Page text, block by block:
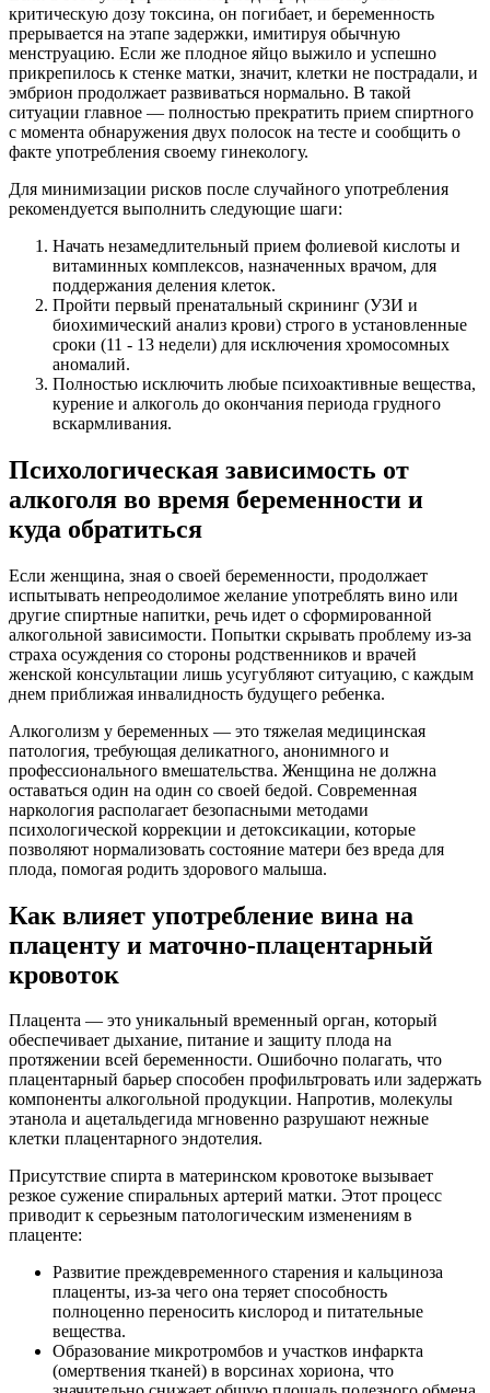
критическую дозу токсина, он погибает, и беременность
прерывается на этапе задержки, имитируя обычную
менструацию. Если же плодное яйцо выжило и успешно
прикрепилось к стенке матки, значит, клетки не пострадали, и
эмбрион продолжает развиваться нормально. В такой
ситуации главное — полностью прекратить прием спиртного
с момента обнаружения двух полосок на тесте и сообщить о
факте употребления своему гинекологу.
Для минимизации рисков после случайного употребления
рекомендуется выполнить следующие шаги:
Начать незамедлительный прием фолиевой кислоты и
витаминных комплексов, назначенных врачом, для
поддержания деления клеток.
Пройти первый пренатальный скрининг (УЗИ и
биохимический анализ крови) строго в установленные
сроки (11 - 13 недели) для исключения хромосомных
аномалий.
Полностью исключить любые психоактивные вещества,
курение и алкоголь до окончания периода грудного
вскармливания.
Психологическая зависимость от
алкоголя во время беременности и
куда обратиться
Если женщина, зная о своей беременности, продолжает
испытывать непреодолимое желание употреблять вино или
другие спиртные напитки, речь идет о сформированной
алкогольной зависимости. Попытки скрывать проблему из-за
страха осуждения со стороны родственников и врачей
женской консультации лишь усугубляют ситуацию, с каждым
днем приближая инвалидность будущего ребенка.
Алкоголизм у беременных — это тяжелая медицинская
патология, требующая деликатного, анонимного и
профессионального вмешательства. Женщина не должна
оставаться один на один со своей бедой. Современная
наркология располагает безопасными методами
психологической коррекции и детоксикации, которые
позволяют нормализовать состояние матери без вреда для
плода, помогая родить здорового малыша.
Как влияет употребление вина на
плаценту и маточно-плацентарный
кровоток
Плацента — это уникальный временный орган, который
обеспечивает дыхание, питание и защиту плода на
протяжении всей беременности. Ошибочно полагать, что
плацентарный барьер способен профильтровать или задержать
компоненты алкогольной продукции. Напротив, молекулы
этанола и ацетальдегида мгновенно разрушают нежные
клетки плацентарного эндотелия.
Присутствие спирта в материнском кровотоке вызывает
резкое сужение спиральных артерий матки. Этот процесс
приводит к серьезным патологическим изменениям в
плаценте:
Развитие преждевременного старения и кальциноза
плаценты, из-за чего она теряет способность
полноценно переносить кислород и питательные
вещества.
Образование микротромбов и участков инфаркта
(омертвения тканей) в ворсинах хориона, что